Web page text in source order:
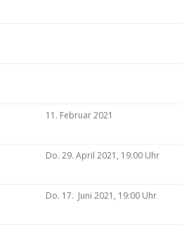
11. Februar 2021
Do. 29. April 2021, 19:00 Uhr
Do. 17. Juni 2021, 19:00 Uhr